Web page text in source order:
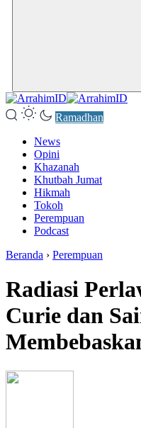
Ramadhan
News
Opini
Khazanah
Khutbah Jumat
Hikmah
Tokoh
Perempuan
Podcast
Beranda › Perempuan
Radiasi
Curie dan